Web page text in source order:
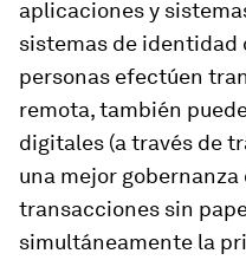
aplicaciones y
sistemas de
personas efectúen
remota, también
digitales (a través de
una mejor
transacciones sin
simultáneamente la